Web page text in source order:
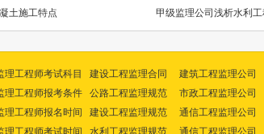
土施工特点
甲级监理公司浅析水利
理工程师考试科目
理工程师报考条件
理工程师报名时间
理工程师考试时间
建设工程监理合同
公路工程监理规范
建设工程监理规范
水利工程监理规范
建筑工程监理公司
市政工程监理公司
通信工程监理公司
通信工程监理公司